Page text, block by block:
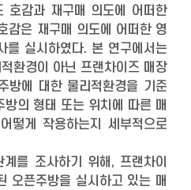
호감과 재구매 의도에 어떠한
감은 재구매 의도에 어떠한 영
를 실시하였다. 본 연구에서는
환경이 아닌 프랜차이즈 매장
방에 대한 물리적환경을 기준
의 형태 또는 위치에 따른 매
떻게 작용하는지 세부적으로
를 조사하기 위해, 프랜차이
오픈주방을 실시하고 있는 매